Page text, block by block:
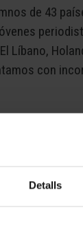
Detalls
de 43
Líbano,
con